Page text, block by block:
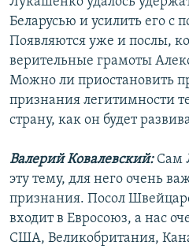
Беларусью и усилить его
Появляются уже и послы,
верительные грамоты
Можно ли приостановить
признания легитимности
страну, как он будет
Валерий Ковалевский: Сам
эту тему, для него очень
признания. Посол
входит в Евросоюз, а нас
США, Великобритания,